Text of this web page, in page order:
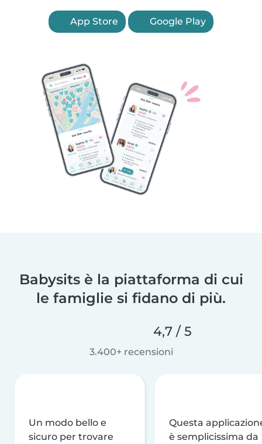
App Store Google Play
Babysits è la piattaforma di cui
le famiglie si fidano di più.
4,7 / 5
3.400+ recensioni
Un modo bello e
sicuro per trovare
Questa
è semplicissima da